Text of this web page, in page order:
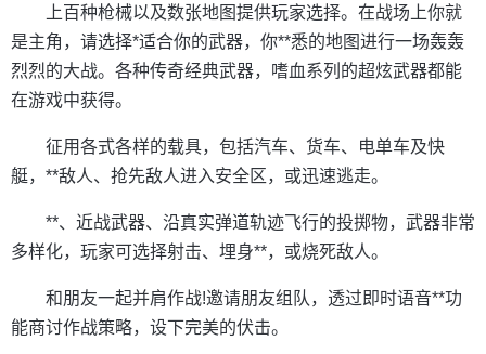
上百种枪械以及数张地图提供玩家选择。在战场上你就
是主角，请选择*适合你的武器，你**悉的地图进行一场轰轰
烈烈的大战。各种传奇经典武器，嗜血系列的超炫武器都能
在游戏中获得。
征用各式各样的载具，包括汽车、货车、电单车及快
艇，**敌人、抢先敌人进入安全区，或迅速逃走。
**、近战武器、沿真实弹道轨迹飞行的投掷物，武器非常
多样化，玩家可选择射击、埋身**，或烧死敌人。
和朋友一起并肩作战!邀请朋友组队，透过即时语音**功
能商讨作战策略，设下完美的伏击。